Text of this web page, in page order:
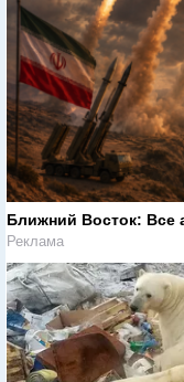
Ближний Восток: Все
Реклама